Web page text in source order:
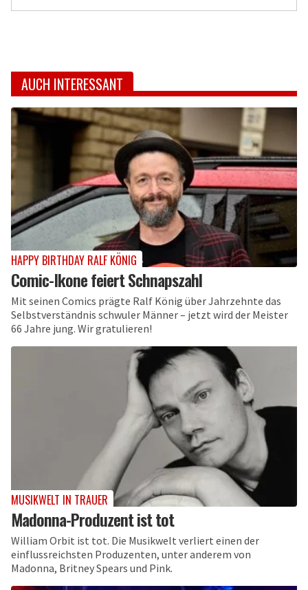
AUCH INTERESSANT
HAPPY BIRTHDAY RALF KÖNIG
Comic-Ikone feiert Schnapszahl
Mit seinen Comics prägte Ralf König über Jahrzehnte das
Selbstverständnis schwuler Männer – jetzt wird der Meister
66 Jahre jung. Wir gratulieren!
MUSIKWELT IN TRAUER
Madonna-Produzent ist tot
William Orbit ist tot. Die Musikwelt verliert einen der
einflussreichsten Produzenten, unter anderem von
Madonna, Britney Spears und Pink.